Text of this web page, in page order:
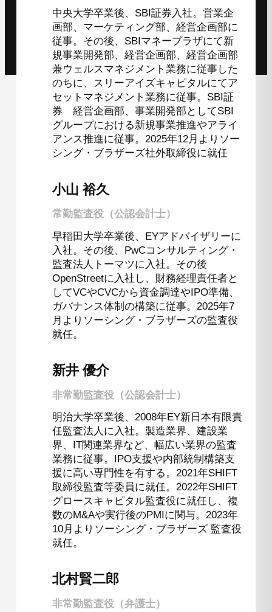
中央大学卒業後、SBI証券入社。営業企
画部、マーケティング部、経営企画部に
従事。その後、SBIマネープラザにて新
規事業開発部、経営企画部、経営企画部
兼ウェルスマネジメント業務に従事した
のちに、スリーアイズキャピタルにてア
セットマネジメント業務に従事。SBI証
券 経営企画部、事業開発部としてSBI
グループにおける新規事業推進やアライ
アンス推進に従事。2025年12月よりソー
シング・ブラザーズ社外取締役に就任
小山 裕久
常勤監査役（公認会計士）
早稲田大学卒業後、EYアドバイザリーに
入社。その後、PwCコンサルティング・
監査法人トーマツに入社。その後
OpenStreetに入社し、財務経理責任者と
してVCやCVCから資金調達やIPO準備、
ガバナンス体制の構築に従事。2025年7
月よりソーシング・ブラザーズの監査役
就任。
新井 優介
非常勤監査役（公認会計士）
明治大学卒業後、2008年EY新日本有限責
任監査法人に入社。製造業界、建設業
界、IT関連業界など、幅広い業界の監査
業務に従事。IPO⽀援や内部統制構築⽀
援に高い専門性を有する。2021年SHIFT
取締役監査等委員に就任。2022年SHIFT
グロースキャピタル監査役に就任し、複
数のM&Aや実行後のPMIに関与。2023年
10月よりソーシング・ブラザーズ 監査役
就任。
北村賢二郎
非常勤監査役（弁護士）